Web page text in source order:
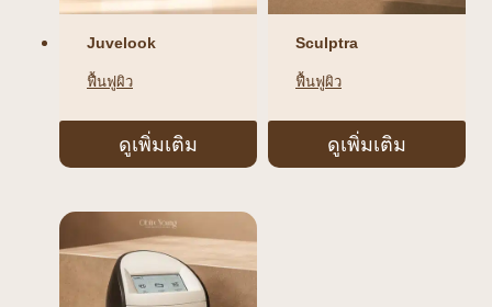
Juvelook
ฟื้นฟูผิว
ดูเพิ่มเติม
Sculptra
ฟื้นฟูผิว
ดูเพิ่มเติม